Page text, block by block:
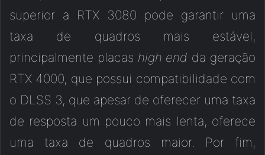
superior a RTX 3080 pode garantir uma
taxa de quadros mais estável,
principalmente placas high end da geração
RTX 4000, que possui compatibilidade com
o DLSS 3, que apesar de oferecer uma taxa
de resposta um pouco mais lenta, oferece
uma taxa de quadros maior. Por fim,